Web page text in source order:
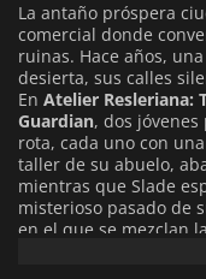
La antaño próspera
comercial donde
ruinas. Hace años,
desierta, sus calles
En Atelier Resleriana:
Guardian, dos
rota, cada uno con
taller de su abuelo,
mientras que Slade
misterioso pasado de
en el que se mezclan